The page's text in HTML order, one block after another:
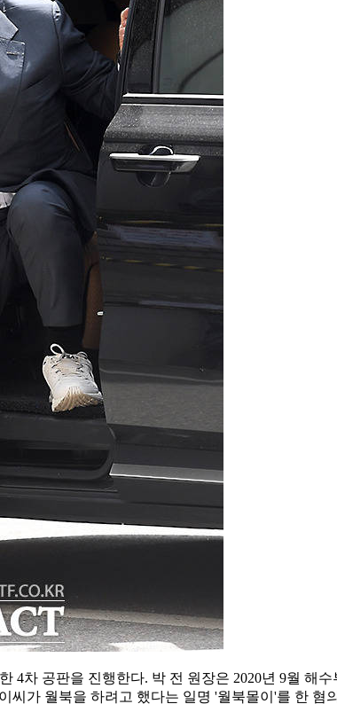
차 공판을 진행한다. 박 전 원장은 2020년 9월 해
가 월북을 하려고 했다는 일명 '월북몰이'를 한 혐